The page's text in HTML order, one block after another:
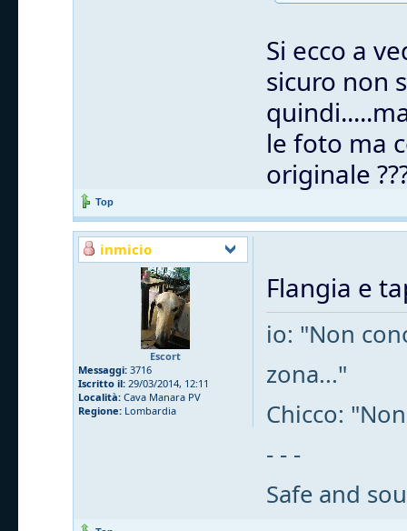
Si ecco a
sicuro non
le foto ma
originale
Top
inmicio
Escort
Messaggi: 3716
Iscritto il: 29/03/2014, 12:11
Località: Cava Manara PV
Regione: Lombardia
Flangia e
io: "Non
zona..."
Chicco:
- - -
Safe and